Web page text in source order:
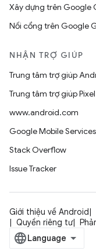
Xây dựng trên Google
Nối cổng trên Google
NHẬN TRỢ GIÚP
Trung tâm trợ giúp
Trung tâm trợ giúp Pixel
www.android.com
Google Mobile Services
Stack Overflow
Issue Tracker
Giới thiệu về Android
Quyền riêng tư